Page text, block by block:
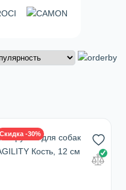
Скидка -30%